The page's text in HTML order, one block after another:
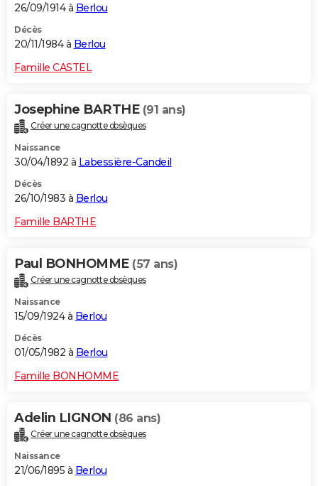
26/09/1914 à Berlou
Décès
20/11/1984 à Berlou
Famille CASTEL
Josephine BARTHE (91 ans)
Créer une cagnotte obsèques
Naissance
30/04/1892 à Labessière-Candeil
Décès
26/10/1983 à Berlou
Famille BARTHE
Paul BONHOMME (57 ans)
Créer une cagnotte obsèques
Naissance
15/09/1924 à Berlou
Décès
01/05/1982 à Berlou
Famille BONHOMME
Adelin LIGNON (86 ans)
Créer une cagnotte obsèques
Naissance
21/06/1895 à Berlou